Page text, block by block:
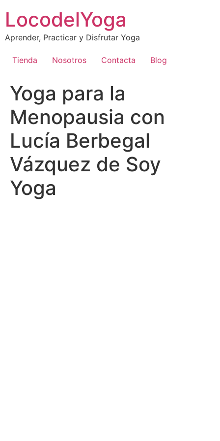
content
LocodelYoga
Aprender, Practicar y Disfrutar Yoga
Tienda Nosotros Contacta Blog
Yoga para la
Menopausia con
Lucía Berbegal
Vázquez de Soy
Yoga